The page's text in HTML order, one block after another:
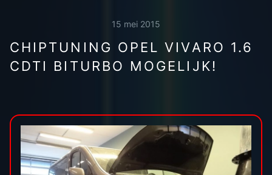
15 mei 2015
CHIPTUNING OPEL VIVARO 1.6
CDTI BITURBO MOGELIJK!